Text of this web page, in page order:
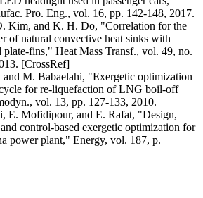
Pro. Eng., vol. 16, pp. 142-148, 2017.
Kim, and K. H. Do, "Correlation for the
of natural convective heat sinks with
fins," Heat Mass Transf., vol. 49, no.
[CrossRef]
M. Babaelahi, "Exergetic optimization
for re-liquefaction of LNG boil-off
vol. 13, pp. 127-133, 2010.
E. Mofidipour, and E. Rafat, "Design,
control-based exergetic optimization for
power plant," Energy, vol. 187, p.